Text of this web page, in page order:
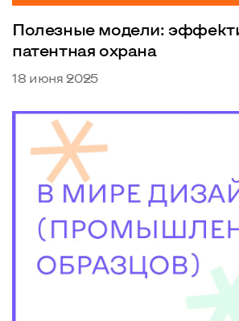
Полезные модели:
патентная охрана
18 июня 2025